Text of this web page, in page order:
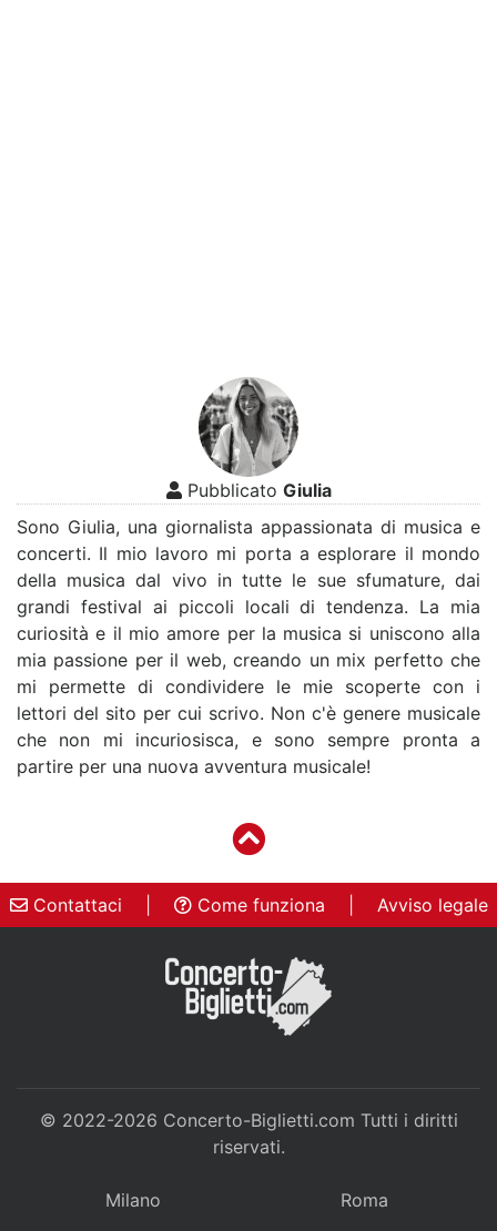
Pubblicato Giulia
Sono Giulia, una giornalista appassionata di musica e
concerti. Il mio lavoro mi porta a esplorare il mondo
della musica dal vivo in tutte le sue sfumature, dai
grandi festival ai piccoli locali di tendenza. La mia
curiosità e il mio amore per la musica si uniscono alla
mia passione per il web, creando un mix perfetto che
mi permette di condividere le mie scoperte con i
lettori del sito per cui scrivo. Non c'è genere musicale
che non mi incuriosisca, e sono sempre pronta a
partire per una nuova avventura musicale!
Contattaci Come funziona Avviso legale
© 2022-2026 Concerto-Biglietti.com Tutti i diritti
riservati.
Milano Roma